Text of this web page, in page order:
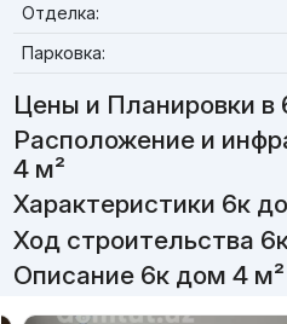
Отделка:
Парковка:
Цены и Планировки в
Расположение и
4 м²
Характеристики 6к
Ход строительства
Описание 6к дом 4 м²